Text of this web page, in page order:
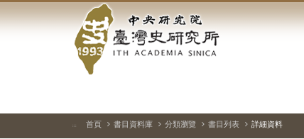
到
中
央
研
院-
::: 首頁 書目資料庫 分類瀏覽 書目列表 詳細資料